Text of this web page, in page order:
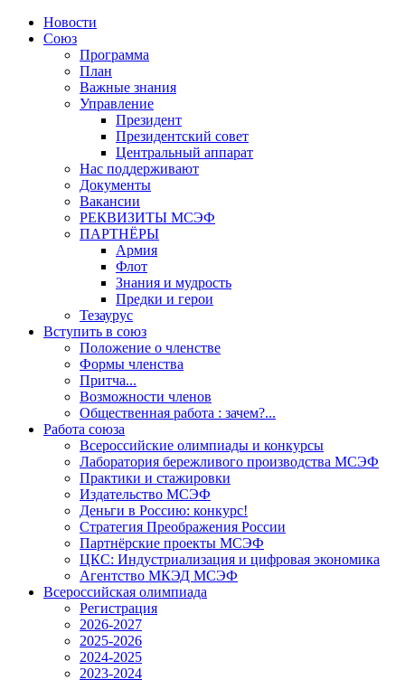
Новости
Союз
Программа
План
Важные знания
Управление
Президент
Президентский совет
Центральный аппарат
Нас поддерживают
Документы
Вакансии
РЕКВИЗИТЫ МСЭФ
ПАРТНЁРЫ
Армия
Флот
Знания и мудрость
Предки и герои
Тезаурус
Вступить в союз
Положение о членстве
Формы членства
Притча...
Возможности членов
Общественная работа : зачем?...
Работа союза
Всероссийские олимпиады и конкурсы
Лаборатория бережливого производства МСЭФ
Практики и стажировки
Издательство МСЭФ
Деньги в Россию: конкурс!
Стратегия Преображения России
Партнёрские проекты МСЭФ
ЦКС: Индустриализация и цифровая экономика
Агентство МКЭД МСЭФ
Всероссийская олимпиада
Регистрация
2026-2027
2025-2026
2024-2025
2023-2024